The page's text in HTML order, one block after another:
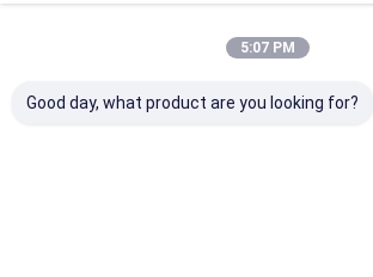
5:07 PM
Good day, what product are you looking for?